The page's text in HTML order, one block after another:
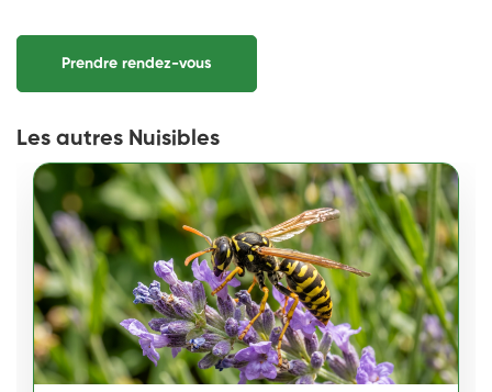
Prendre rendez-vous
Les autres Nuisibles